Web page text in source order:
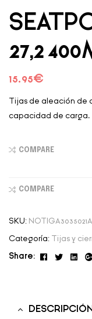
27,2
15.95€
Tijas de aleación de
capacidad de carga.
COMPARE
COMPARE
SKU: NOTIGA3035021A
Categoría: Tijas y
Share:
Facebook
Twitter
DESCRIPCIÓN